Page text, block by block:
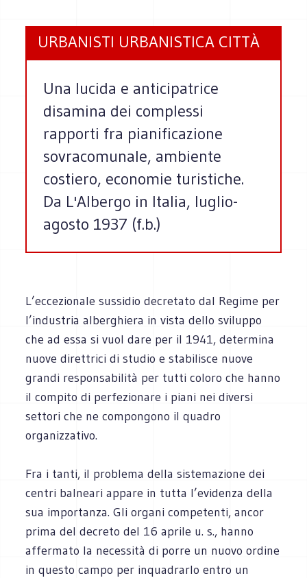
URBANISTI URBANISTICA CITTÀ
Una lucida e anticipatrice
disamina dei complessi
rapporti fra pianificazione
sovracomunale, ambiente
costiero, economie turistiche.
Da L'Albergo in Italia, luglio-
agosto 1937 (f.b.)
L’eccezionale sussidio decretato dal Regime per
l’industria alberghiera in vista dello sviluppo
che ad essa si vuol dare per il 1941, determina
nuove direttrici di studio e stabilisce nuove
grandi responsabilità per tutti coloro che hanno
il compito di perfezionare i piani nei diversi
settori che ne compongono il quadro
organizzativo.
Fra i tanti, il problema della sistemazione dei
centri balneari appare in tutta l’evidenza della
sua importanza. Gli organi competenti, ancor
prima del decreto del 16 aprile u. s., hanno
affermato la necessità di porre un nuovo ordine
in questo campo per inquadrarlo entro un